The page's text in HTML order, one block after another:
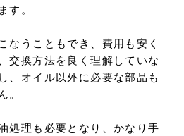
す。
なうこともでき、費用も安く
交換方法を良く理解していな
、オイル以外に必要な部品も
。
処理も必要となり、かなり手